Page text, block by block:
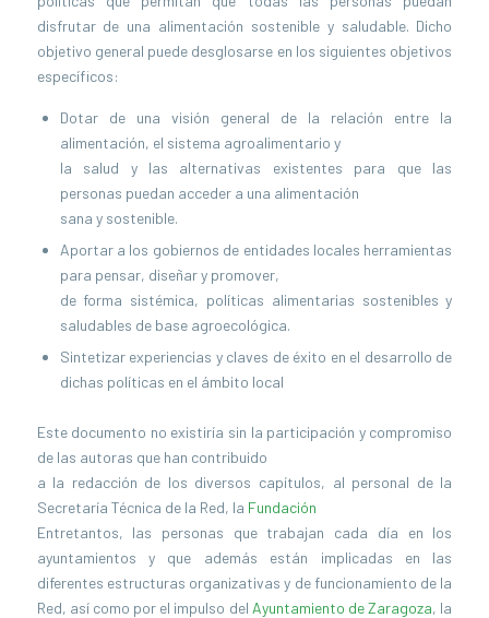
disfrutar de una alimentación sostenible y saludable. Dicho
objetivo general puede desglosarse en los siguientes objetivos
específicos:
Dotar de una visión general de la relación entre la
alimentación, el sistema agroalimentario y
la salud y las alternativas existentes para que las
personas puedan acceder a una alimentación
sana y sostenible.
Aportar a los gobiernos de entidades locales herramientas
para pensar, diseñar y promover,
de forma sistémica, políticas alimentarias sostenibles y
saludables de base agroecológica.
Sintetizar experiencias y claves de éxito en el desarrollo de
dichas políticas en el ámbito local
Este documento no existiría sin la participación y compromiso
de las autoras que han contribuido
a la redacción de los diversos capítulos, al personal de la
Secretaría Técnica de la Red, la Fundación
Entretantos, las personas que trabajan cada día en los
ayuntamientos y que además están implicadas en las
diferentes estructuras organizativas y de funcionamiento de la
Red, así como por el impulso del Ayuntamiento de Zaragoza, la